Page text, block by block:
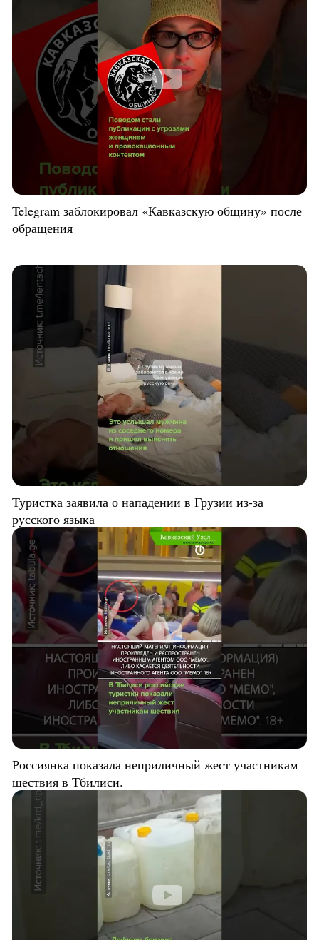
Telegram заблокировал «Кавказскую общину» после
обращения
Туристка заявила о нападении в Грузии из-за
русского языка
Россиянка показала неприличный жест участникам
шествия в Тбилиси.